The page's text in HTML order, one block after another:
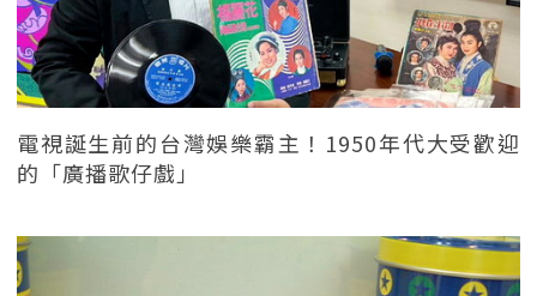
電視誕生前的台灣娛樂霸主！1950年代大受歡迎
的「廣播歌仔戲」